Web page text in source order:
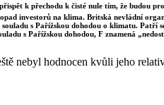
k přechodu k čisté nule tím, že budou
investorů na klima. Britská nevládní
s Pařížskou dohodou o klimatu.
s Pařížskou dohodou, F znamená
nebyl hodnocen kvůli jeho